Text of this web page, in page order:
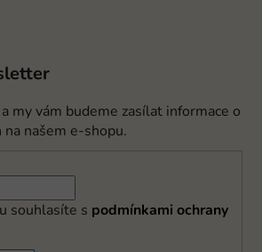
my vám budeme zasílat informace o
našem e-shopu.
souhlasíte s podmínkami ochrany